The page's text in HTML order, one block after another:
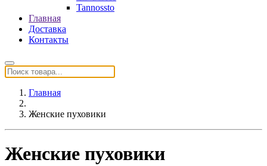
Tannossto
Главная
Доставка
Контакты
Главная
Женские пуховики
Женские пуховики